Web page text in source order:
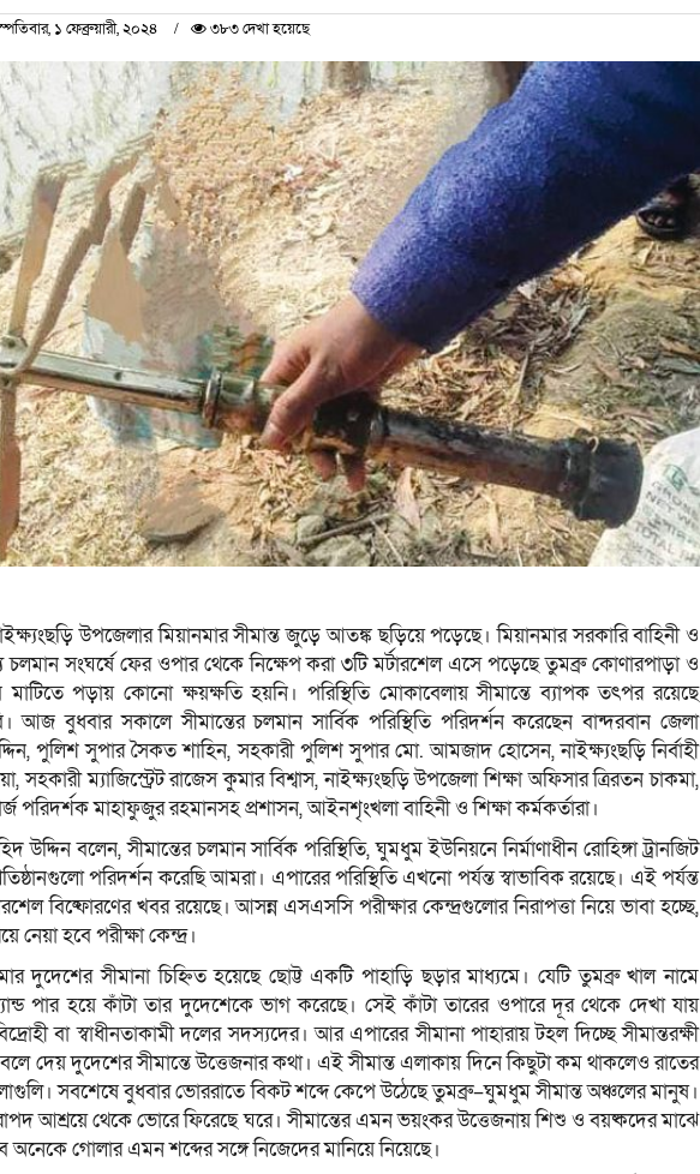
১ ফেব্রুয়ারী, ২০২৪ ৩৮৩ দেখা হয়েছে
উপজেলার মিয়ানমার সীমান্ত জুড়ে আতঙ্ক ছড়িয়ে পড়েছে। মিয়ানমার সরকারি বাহিনী ও
চলমান সংঘর্ষে ফের ওপার থেকে নিক্ষেপ করা ৩টি মর্টারশেল এসে পড়েছে তুমব্রু কোণারপাড়া ও
পড়ায় কোনো ক্ষয়ক্ষতি হয়নি। পরিস্থিতি মোকাবেলায় সীমান্তে ব্যাপক তৎপর রয়েছে
আজ বুধবার সকালে সীমান্তের চলমান সার্বিক পরিস্থিতি পরিদর্শন করেছেন বান্দরবান জেলা
পুলিশ সুপার সৈকত শাহিন, সহকারী পুলিশ সুপার মো. আমজাদ হোসেন, নাইক্ষ্যংছড়ি নির্বাহী
সহকারী ম্যাজিস্ট্রেট রাজেস কুমার বিশ্বাস, নাইক্ষ্যংছড়ি উপজেলা শিক্ষা অফিসার ত্রিরতন চাকমা,
পরিদর্শক মাহাফুজুর রহমানসহ প্রশাসন, আইনশৃংখলা বাহিনী ও শিক্ষা কর্মকর্তারা।
বলেন, সীমান্তের চলমান সার্বিক পরিস্থিতি, ঘুমধুম ইউনিয়নে নির্মাণাধীন রোহিঙ্গা ট্রানজিট
পরিদর্শন করেছি আমরা। এপারের পরিস্থিতি এখনো পর্যন্ত স্বাভাবিক রয়েছে। এই পর্যন্ত
বিষ্ফোরণের খবর রয়েছে। আসন্ন এসএসসি পরীক্ষার কেন্দ্রগুলোর নিরাপত্তা নিয়ে ভাবা হচ্ছে,
নেয়া হবে পরীক্ষা কেন্দ্র।
দুদেশের সীমানা চিহ্নিত হয়েছে ছোট্ট একটি পাহাড়ি ছড়ার মাধ্যমে। যেটি তুমব্রু খাল নামে
পার হয়ে কাঁটা তার দুদেশেকে ভাগ করেছে। সেই কাঁটা তারের ওপারে দূর থেকে দেখা যায়
বা স্বাধীনতাকামী দলের সদস্যদের। আর এপারের সীমানা পাহারায় টহল দিচ্ছে সীমান্তরক্ষী
বলে দেয় দুদেশের সীমান্তে উত্তেজনার কথা। এই সীমান্ত এলাকায় দিনে কিছুটা কম থাকলেও রাতের
সবশেষে বুধবার ভোররাতে বিকট শব্দে কেপে উঠেছে তুমব্রু–ঘুমধুম সীমান্ত অঞ্চলের মানুষ।
আশ্রয়ে থেকে ভোরে ফিরেছে ঘরে। সীমান্তের এমন ভয়ংকর উত্তেজনায় শিশু ও বয়ষ্কদের মাঝে
গোলার এমন শব্দের সঙ্গে নিজেদের মানিয়ে নিয়েছে।